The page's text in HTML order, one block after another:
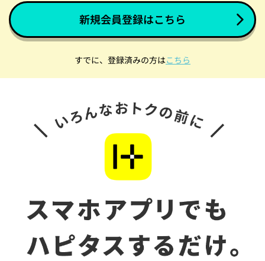
新規会員登録はこちら
すでに、登録済みの方はこちら